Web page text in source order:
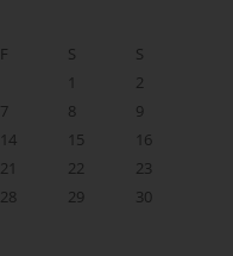
F S
S
1
2
7 8
9
14 15
16
21 22
23
28 29
30